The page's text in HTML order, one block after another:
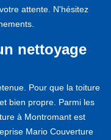
attente. N'hésitez
nettoyage
Pour que la toiture
bien propre. Parmi les
à Montromant est
Mario Couverture